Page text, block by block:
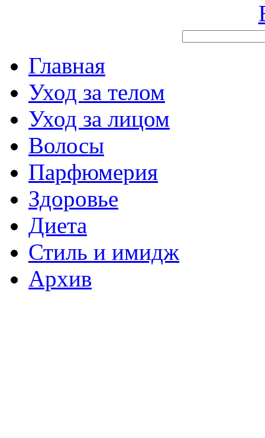
Главная
Уход за телом
Уход за лицом
Волосы
Парфюмерия
Здоровье
Диета
Стиль и имидж
Архив